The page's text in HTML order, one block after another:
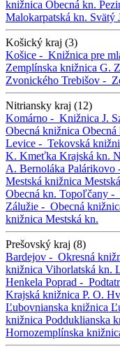
knižnica Obecná kn.
Malokarpatská kn. Svätý
Košický kraj (3)
Košice - Knižnica pre
Zemplínska knižnica G.
Zvonického Trebišov -
Nitriansky kraj (12)
Komárno - Knižnica J.
Obecná knižnica Obecná
Levice - Tekovská
K. Kmeťka Krajská kn.
A. Bernoláka Palárikovo
Mestská knižnica
Obecná kn. Topoľčany -
Zálužie - Obecná
knižnica Mestská kn.
Prešovský kraj (8)
Bardejov - Okresná
knižnica Vihorlatská kn.
Henkela Poprad -
Krajská knižnica P. O.
Ľubovnianska knižnica
knižnica Podduklianska
Hornozemplínska